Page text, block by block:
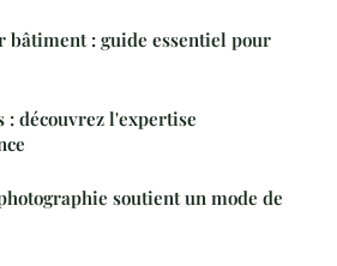
bâtiment : guide essentiel pour
: découvrez l'expertise
soutient un mode de